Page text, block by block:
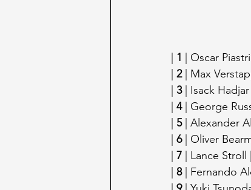
1 | Oscar
2 | Max
3 | Isack Hadjar
4 | George
5 | Alexander
6 | Oliver
7 | Lance
8 | Fernando